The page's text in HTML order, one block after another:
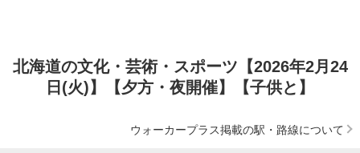
北海道の文化・芸術・スポーツ【2026年2月24
日(火)】【夕方・夜開催】【子供と】
ウォーカープラス掲載の駅・路線について